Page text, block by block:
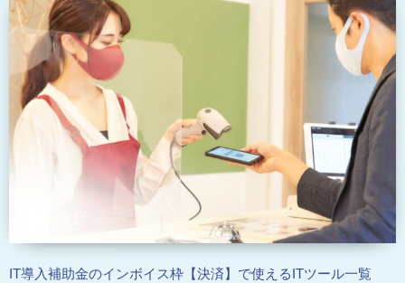
IT導入補助金のインボイス枠【決済】で使えるITツール一覧